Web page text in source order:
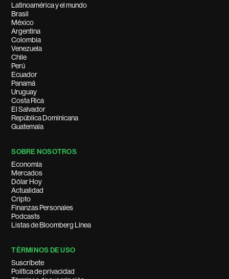
Latinoamérica y el mundo
Brasil
México
Argentina
Colombia
Venezuela
Chile
Perú
Ecuador
Panamá
Uruguay
Costa Rica
El Salvador
República Dominicana
Guatemala
SOBRE NOSOTROS
Economía
Mercados
Dólar Hoy
Actualidad
Cripto
Finanzas Personales
Podcasts
Listas de Bloomberg Línea
TÉRMINOS DE USO
Suscríbete
Política de privacidad